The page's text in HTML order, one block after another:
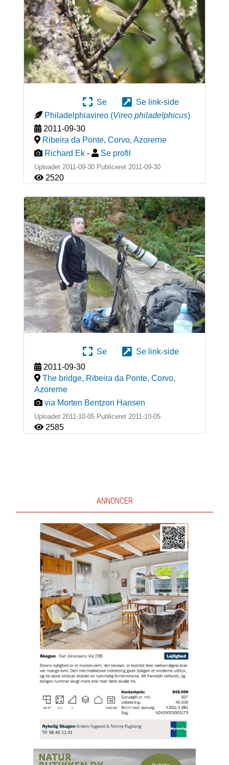
Se
Se link-side
Philadelphiavireo (Vireo philadelphicus)
2011-09-30
Ribeira da Ponte, Corvo, Azorerne
Richard Ek - Se profil
Uploadet 2011-09-30 Publiceret 2011-09-30
2520
Se
Se link-side
2011-09-30
The bridge, Ribeira da Ponte, Corvo,
Azorerne
via Morten Bentzon Hansen
Uploadet 2011-10-05 Publiceret 2011-10-05
2585
ANNONCER